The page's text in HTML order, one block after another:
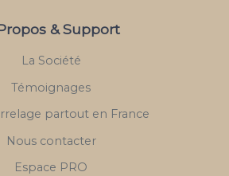
& Support
La Société
Témoignages
partout en France
Nous contacter
Espace PRO